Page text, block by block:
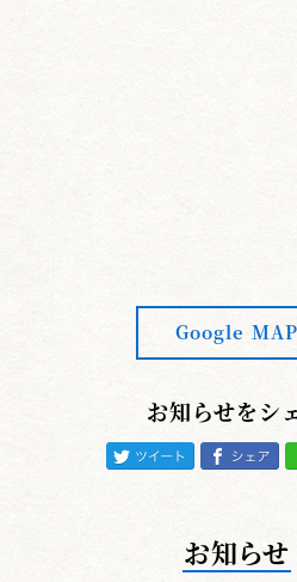
を突いた時、切っ先が水
き、右こぶしと切っ先の
よりかなり低くなり、切
Google MAP
お知らせをシ
お知らせ